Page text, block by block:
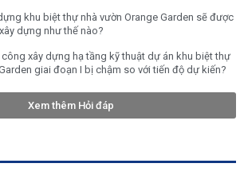
khu biệt thự nhà vườn Orange Garden sẽ được
dựng như thế nào?
xây dựng hạ tầng kỹ thuật dự án khu biệt thự
giai đoạn I bị chậm so với tiến độ dự kiến?
Xem thêm Hỏi đáp